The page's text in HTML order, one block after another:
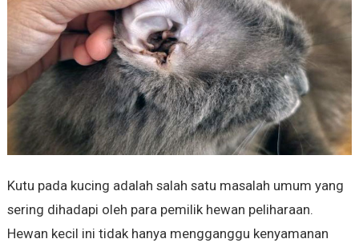
Kutu pada kucing adalah salah satu masalah umum yang
sering dihadapi oleh para pemilik hewan peliharaan.
Hewan kecil ini tidak hanya mengganggu kenyamanan